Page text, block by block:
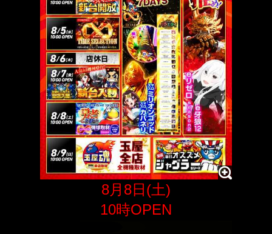
8月8日(土)
10時OPEN